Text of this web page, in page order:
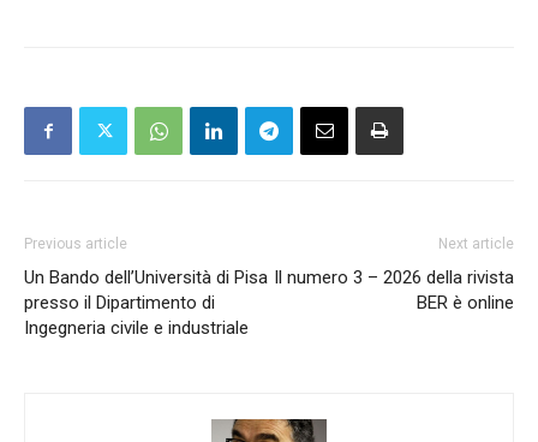
Previous article
Un Bando dell’Università di Pisa
presso il Dipartimento di
Ingegneria civile e industriale
Next article
Il numero 3 – 2026 della rivista
BER è online